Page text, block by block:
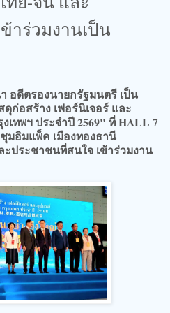
าร่วมงานเป็น
อดีตรองนายกรัฐมนตรี เป็น
ก่อสร้าง เฟอร์นิเจอร์ และ
ทพฯ ประจำปี 2569" ที่ HALL 7
มอิมแพ็ค เมืองทองธานี
ประชาชนที่สนใจ เข้าร่วมงาน